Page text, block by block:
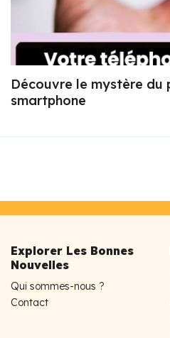
Découvre le mystère
smartphone
Explorer Les Bonnes
Nouvelles
Qui sommes-nous ?
Contact